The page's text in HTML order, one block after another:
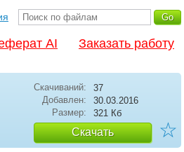
AI Заказать работу
Скачиваний:
37
Добавлен:
30.03.2016
Размер:
321 Кб
Скачать ☆